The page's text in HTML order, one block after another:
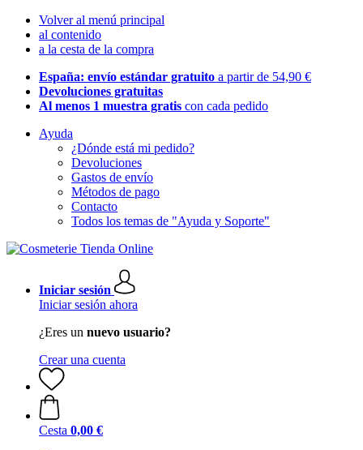
Volver al menú principal
al contenido
a la cesta de la compra
España: envío estándar gratuito a partir de 54,90 €
Devoluciones gratuitas
Al menos 1 muestra gratis con cada pedido
Ayuda
¿Dónde está mi pedido?
Devoluciones
Gastos de envío
Métodos de pago
Contacto
Todos los temas de "Ayuda y Soporte"
Iniciar sesión
Iniciar sesión ahora
¿Eres un nuevo usuario?
Crear una cuenta
Cesta 0,00 €